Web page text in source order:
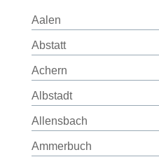
Aalen
Abstatt
Achern
Albstadt
Allensbach
Ammerbuch